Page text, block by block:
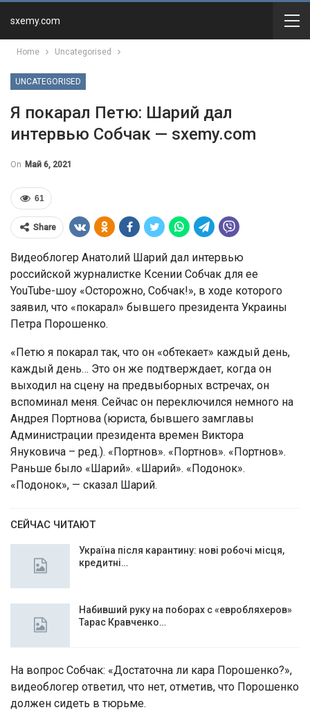
sxemy.com
Home Uncategorised
UNCATEGORISED
Я покарал Петю: Шарий дал
интервью Собчак — sxemy.com
On Май 6, 2021
61
Share
Видеоблогер Анатолий Шарий дал интервью
российской журналистке Ксении Собчак для ее
YouTube-шоу «Осторожно, Собчак!», в ходе которого
заявил, что «покарал» бывшего президента Украины
Петра Порошенко.
«Петю я покарал так, что он «обтекает» каждый день,
каждый день… Это он же подтверждает, когда он
выходил на сцену на предвыборных встречах, он
вспоминал меня. Сейчас он переключился немного на
Андрея Портнова (юриста, бывшего замглавы
Администрации президента времен Виктора
Януковича – ред.). «Портнов». «Портнов». «Портнов».
Раньше было «Шарий». «Шарий». «Подонок».
«Подонок», — сказал Шарий.
СЕЙЧАС ЧИТАЮТ
Україна після карантину: нові робочі місця,
кредитні…
Набивший руку на поборах с «евробляхеров»
Тарас Кравченко…
На вопрос Собчак: «Достаточна ли кара Порошенко?»,
видеоблогер ответил, что нет, отметив, что Порошенко
должен сидеть в тюрьме.